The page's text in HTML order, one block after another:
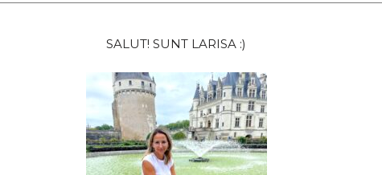
principală
SALUT! SUNT LARISA :)